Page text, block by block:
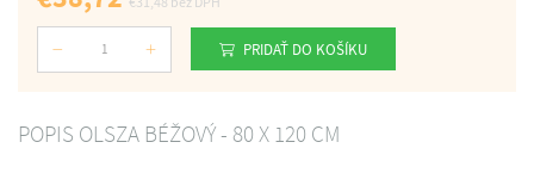
Počet PRIDAŤ DO KOŠÍKU
POPIS OLSZA BÉŽOVÝ - 80 X 120 CM